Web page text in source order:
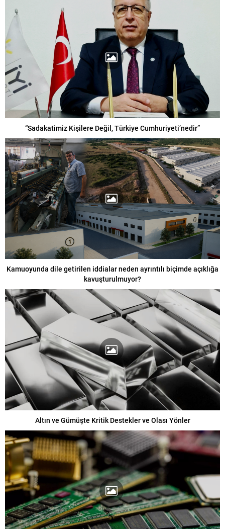
“Sadakatimiz Kişilere Değil, Türkiye Cumhuriyeti’nedir”
Kamuoyunda dile getirilen iddialar neden ayrıntılı biçimde açıklığa
kavuşturulmuyor?
Altın ve Gümüşte Kritik Destekler ve Olası Yönler